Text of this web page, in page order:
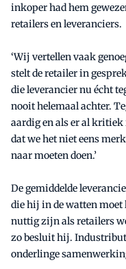
inkoper had hem
retailers en leveranciers.
‘Wij vertellen vaak
stelt de retailer in
die leverancier nu écht
nooit helemaal achter.
aardig en als er al
dat we het niet eens
naar moeten doen.’
De gemiddelde
die hij in de watten
nuttig zijn als retailers
zo besluit hij.
onderlinge